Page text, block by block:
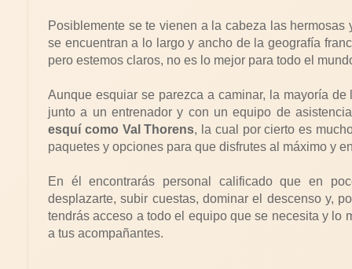
Posiblemente se te vienen a la cabeza las
se encuentran a lo largo y ancho de la geografía
pero estemos claros, no es lo mejor para todo el
Aunque esquiar se parezca a caminar, la mayoría
junto a un entrenador y con un equipo de
esquí como Val Thorens, la cual por cierto es
paquetes y opciones para que disfrutes al máximo y
En él encontrarás personal calificado que en
desplazarte, subir cuestas, dominar el descenso y,
tendrás acceso a todo el equipo que se necesita y lo
a tus acompañantes.